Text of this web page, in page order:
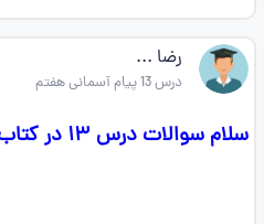
رضا ...
درس 13 پیام آسمانی هفتم
سلام سوالات درس ۱۳ در کتاب از اینترنت نباشه